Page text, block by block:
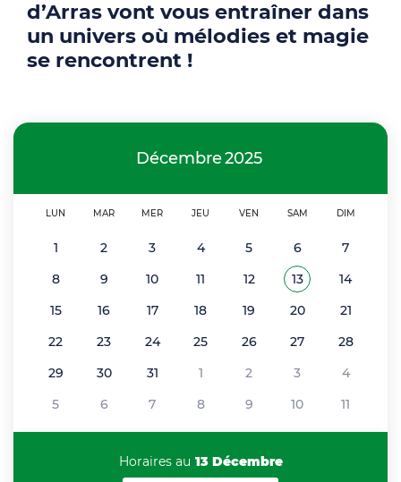
d’Arras vont vous entraîner dans
un univers où mélodies et magie
se rencontrent !
Décembre2025
LUN MAR MER JEU VEN SAM DIM
1 2 3 4 5 6
7
8
9 10 11 12 Voir tous les
13Décembre 2025
14
15
16 17 18 19 20
21
22
23 24 25 26 27
28
29
30 31 1 2 3
4
5
6 7 8 9 10 11
Horaires au 13 Décembre